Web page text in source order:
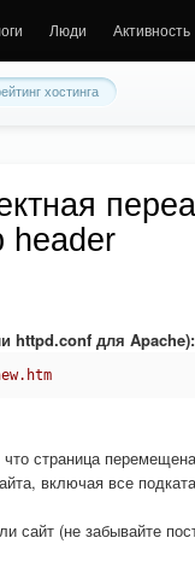
Люди Активность
хостинга
header
httpd.conf для Apache):
страница перемещена
включая все
сайт (не забывайте